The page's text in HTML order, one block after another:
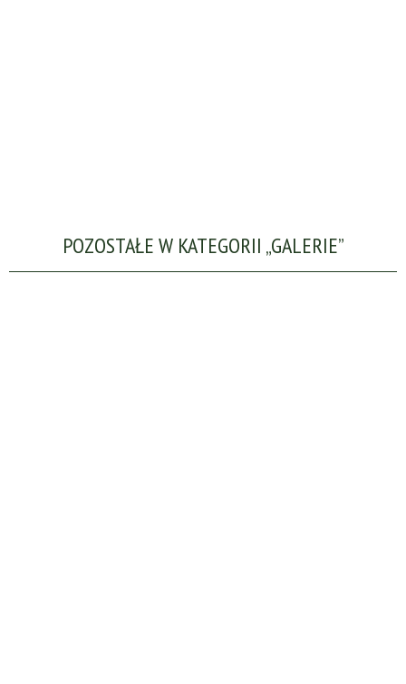
POZOSTAŁE W KATEGORII „GALERIE”